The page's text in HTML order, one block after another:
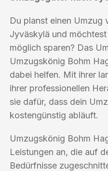
Du planst einen Umzug
Jyväskylä und
möglich sparen? Das
Umzugskönig Bohm
dabei helfen. Mit ihrer
ihrer professionellen
sie dafür, dass dein
kostengünstig abläuft.
Umzugskönig Bohm
Leistungen an, die auf
Bedürfnisse